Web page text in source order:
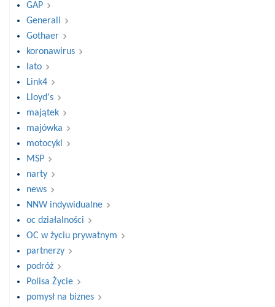
GAP
Generali
Gothaer
koronawirus
lato
Link4
Lloyd's
majątek
majówka
motocykl
MSP
narty
news
NNW indywidualne
oc działalności
OC w życiu prywatnym
partnerzy
podróż
Polisa Życie
pomysł na biznes